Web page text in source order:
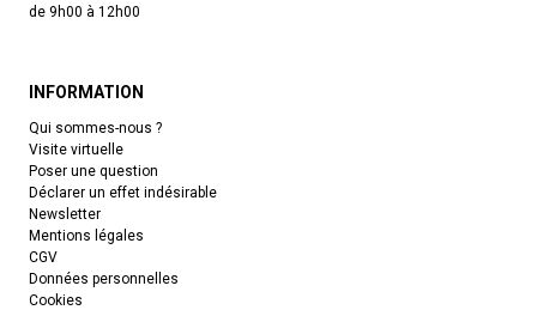
de 9h00 à 12h00
INFORMATION
Qui sommes-nous ?
Visite virtuelle
Poser une question
Déclarer un effet indésirable
Newsletter
Mentions légales
CGV
Données personnelles
Cookies